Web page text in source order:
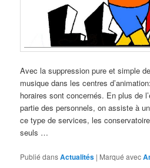
Avec la suppression pure et simple
musique dans les centres
horaires sont concernés. En plus de
partie des personnels, on assiste à
ce type de services, les
seuls …
Publié dansActualités | Marqué avec